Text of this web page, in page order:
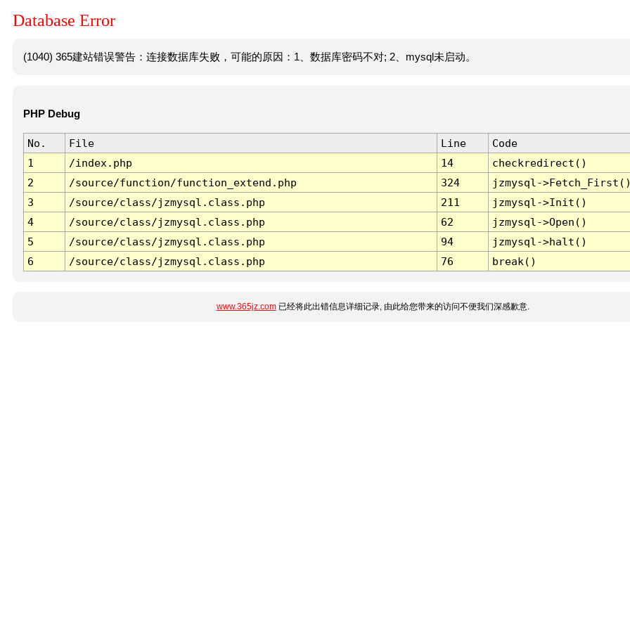
Database Error
(1040) 365建站错误警告：连接数据库失败，可能的原因：1、数据库密码不对; 2、mysql未启动。
PHP Debug
No. File Line
Code
1
/index.php 14
checkredirect()
2
/source/function/function_extend.php 324
jzmysql-
3
/source/class/jzmysql.class.php 211
jzmysql->Init()
4
/source/class/jzmysql.class.php 62
jzmysql->Open()
5
/source/class/jzmysql.class.php 94
jzmysql->halt()
6
/source/class/jzmysql.class.php 76 break()
www.365jz.com已经将此出错信息详细记录, 由此给您带来的访问不便我们深感歉意.